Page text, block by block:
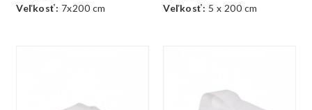
Veľkosť: 7x200 cm
Veľkosť: 5 x 200 cm